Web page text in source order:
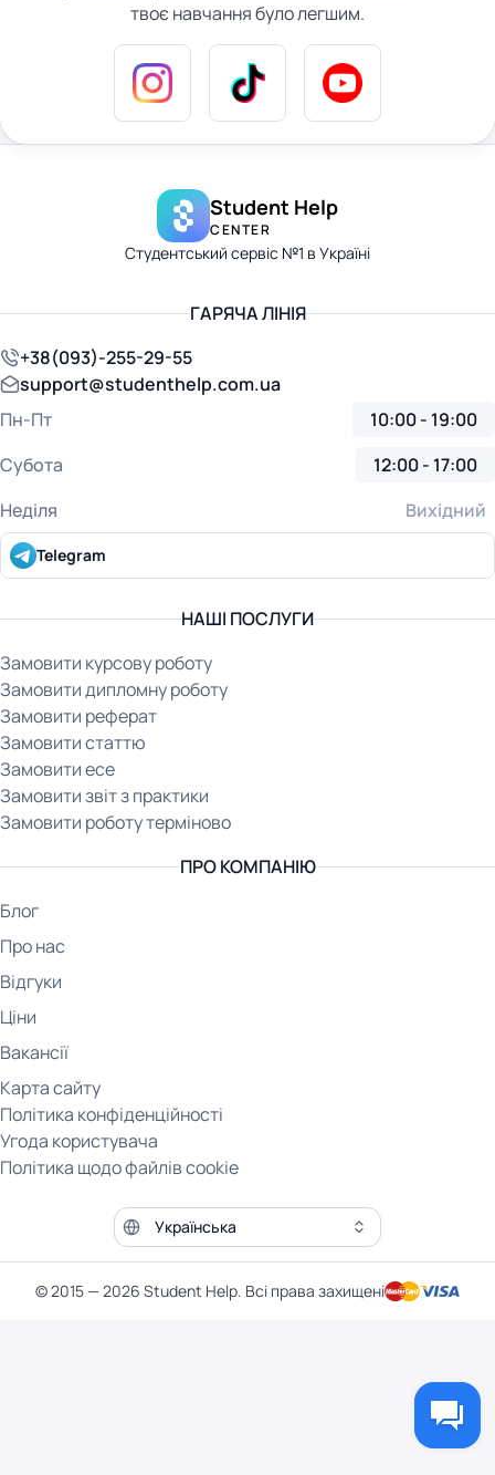
твоє навчання було легшим.
Student Help
CENTER
Студентський сервіс №1 в Україні
НАШІ ПОСЛУГИ
Замовити курсову роботу
Замовити дипломну роботу
Замовити реферат
Замовити статтю
Замовити есе
Замовити звіт з практики
Замовити роботу терміново
ПРО КОМПАНІЮ
Блог
Про нас
Відгуки
Ціни
Вакансії
Карта сайту
Політика конфіденційності
Угода користувача
Політика щодо файлів cookie
ГАРЯЧА ЛІНІЯ
+38(093)-255-29-55
support@studenthelp.com.ua
Пн-Пт
10:00 - 19:00
Субота
12:00 - 17:00
Неділя
Вихідний
Telegram
Мова сайту
© 2015 — 2026 Student Help. Всі права захищені